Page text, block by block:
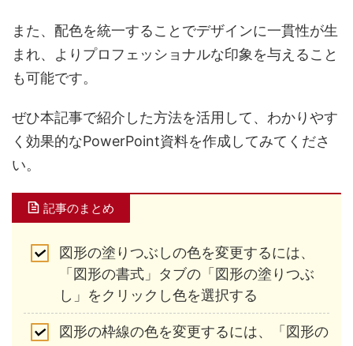
また、配色を統一することでデザインに一貫性が生
まれ、よりプロフェッショナルな印象を与えること
も可能です。
ぜひ本記事で紹介した方法を活用して、わかりやす
く効果的なPowerPoint資料を作成してみてくださ
い。
記事のまとめ
図形の塗りつぶしの色を変更するには、
「図形の書式」タブの「図形の塗りつぶ
し」をクリックし色を選択する
図形の枠線の色を変更するには、「図形の